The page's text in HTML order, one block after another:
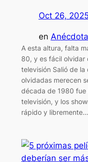
Oct 26,
en
A esta altura, falta
80, y es fácil olvidar
televisión Salió de
olvidadas merecen
década de 1980 fue
televisión, y los
rápido y libremente…